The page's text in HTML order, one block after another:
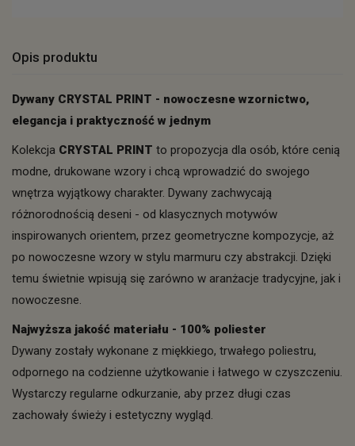
Opis produktu
Dywany CRYSTAL PRINT - nowoczesne wzornictwo,
elegancja i praktyczność w jednym
Kolekcja CRYSTAL PRINT to propozycja dla osób, które cenią
modne, drukowane wzory i chcą wprowadzić do swojego
wnętrza wyjątkowy charakter. Dywany zachwycają
różnorodnością deseni - od klasycznych motywów
inspirowanych orientem, przez geometryczne kompozycje, aż
po nowoczesne wzory w stylu marmuru czy abstrakcji. Dzięki
temu świetnie wpisują się zarówno w aranżacje tradycyjne, jak i
nowoczesne.
Najwyższa jakość materiału - 100% poliester
Dywany zostały wykonane z miękkiego, trwałego poliestru,
odpornego na codzienne użytkowanie i łatwego w czyszczeniu.
Wystarczy regularne odkurzanie, aby przez długi czas
zachowały świeży i estetyczny wygląd.